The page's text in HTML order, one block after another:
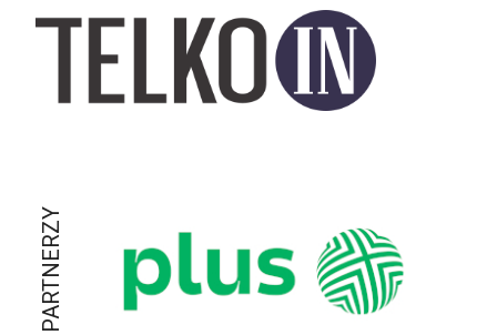
PARTNERZY